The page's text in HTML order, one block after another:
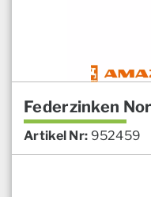
Federzinken
Artikel Nr: 952459